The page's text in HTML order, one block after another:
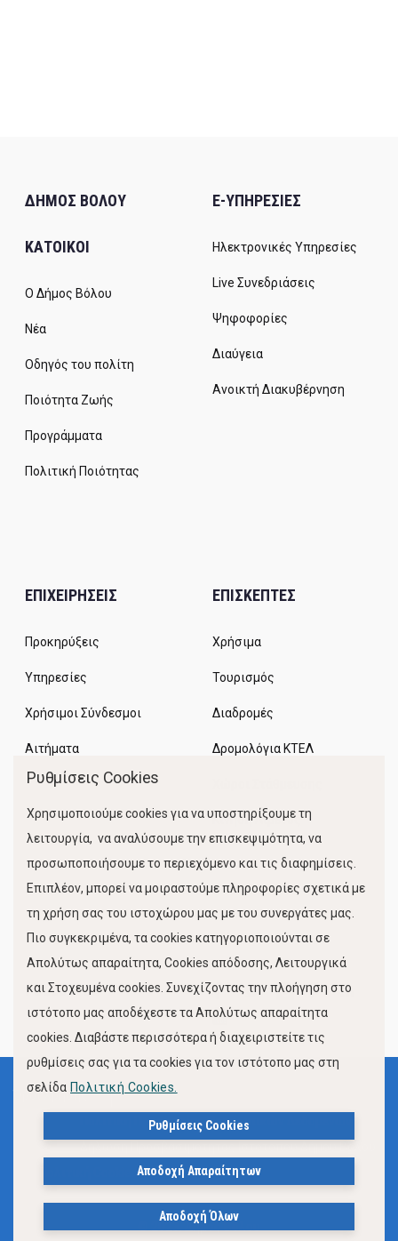
ΔΗΜΟΣ ΒΟΛΟΥ
ΚΑΤΟΙΚΟΙ
Ο Δήμος Βόλου
Νέα
Οδηγός του πολίτη
Ποιότητα Ζωής
Προγράμματα
Πολιτική Ποιότητας
E-ΥΠΗΡΕΣΙΕΣ
Ηλεκτρονικές Υπηρεσίες
Live Συνεδριάσεις
Ψηφοφορίες
Διαύγεια
Ανοικτή Διακυβέρνηση
ΕΠΙΧΕΙΡΗΣΕΙΣ
Προκηρύξεις
Υπηρεσίες
Χρήσιμοι Σύνδεσμοι
Αιτήματα
ΕΠΙΣΚΕΠΤΕΣ
Χρήσιμα
Τουρισμός
Διαδρομές
Δρομολόγια ΚΤΕΛ
Κίνηση Λιμένος
FOLLOW US
© 2023, Δήμος Βόλου
Όροι Χρήσης
Πολιτική Προστασίας Προσωπικών Δεδομένων
Πολιτική Cookies
Ρυθμίσεις Cookies
Χρησιμοποιούμε cookies για να υποστηρίξουμε τη
λειτουργία, να αναλύσουμε την επισκεψιμότητα, να
προσωποποιήσουμε το περιεχόμενο και τις διαφημίσεις.
Επιπλέον, μπορεί να μοιραστούμε πληροφορίες σχετικά με
τη χρήση σας του ιστοχώρου μας με του συνεργάτες μας.
Πιο συγκεκριμένα, τα cookies κατηγοριοποιούνται σε
Απολύτως απαραίτητα, Cookies απόδοσης, Λειτουργικά
και Στοχευμένα cookies. Συνεχίζοντας την πλοήγηση στο
ιστότοπο μας αποδέχεστε τα Απολύτως απαραίτητα
cookies. Διαβάστε περισσότερα ή διαχειριστείτε τις
ρυθμίσεις σας για τα cookies για τον ιστότοπο μας στη
σελίδα Πολιτική Cookies.
Ρυθμίσεις Cookies
Αποδοχή Απαραίτητων
Αποδοχή Όλων